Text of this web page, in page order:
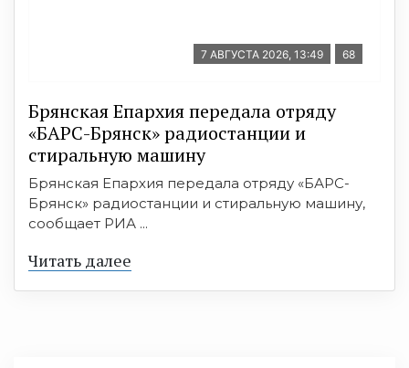
7 АВГУСТА 2026, 13:49 68
Брянская Епархия передала отряду
«БАРС-Брянск» радиостанции и
стиральную машину
Брянская Епархия передала отряду «БАРС-
Брянск» радиостанции и стиральную машину,
сообщает РИА ...
Читать далее